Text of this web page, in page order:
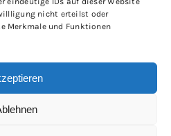
nicht erteilst oder
Merkmale und Funktionen